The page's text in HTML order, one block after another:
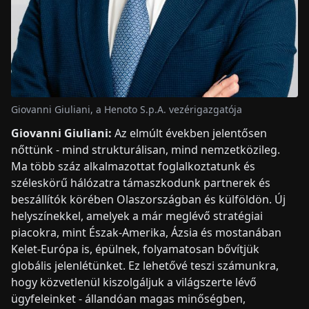
Giovanni Giuliani, a Henoto S.p.A. vezérigazgatója
Giovanni Giuliani: Az elmúlt években jelentősen
nőttünk - mind strukturálisan, mind nemzetközileg.
Ma több száz alkalmazottat foglalkoztatunk és
széleskörű hálózatra támaszkodunk partnerek és
beszállítók körében Olaszországban és külföldön. Új
helyszínekkel, amelyek a már meglévő stratégiai
piacokra, mint Észak-Amerika, Ázsia és mostanában
Kelet-Európa is, épülnek, folyamatosan bővítjük
globális jelenlétünket. Ez lehetővé teszi számunkra,
hogy közvetlenül kiszolgáljuk a világszerte lévő
ügyfeleinket - állandóan magas minőségben,